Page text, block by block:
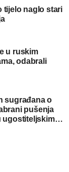
tijelo naglo stari
u ruskim
odabrali
sugrađana o
pušenja
ugostiteljskim